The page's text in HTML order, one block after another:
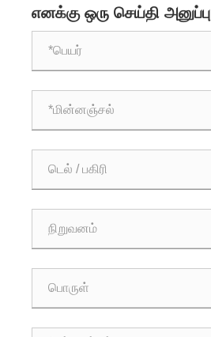
எனக்கு ஒரு செய்தி அனுப்பு